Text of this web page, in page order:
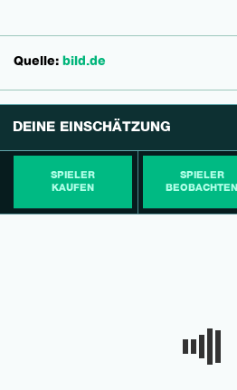
Quelle: bild.de
DEINE EINSCHÄTZUNG
SPIELER
KAUFEN
SPIELER
BEOBACHTEN